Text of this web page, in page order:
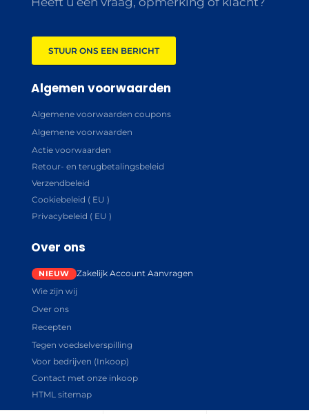
STUUR ONS EEN BERICHT
Algemen voorwaarden
Algemene voorwaarden coupons
Algemene voorwaarden
Actie voorwaarden
Retour- en terugbetalingsbeleid
Verzendbeleid
Cookiebeleid ( EU )
Privacybeleid ( EU )
Over ons
Zakelijk Account Aanvragen
Wie zijn wij
Over ons
Recepten
Tegen voedselverspilling
Voor bedrijven (Inkoop)
Contact met onze inkoop
HTML sitemap